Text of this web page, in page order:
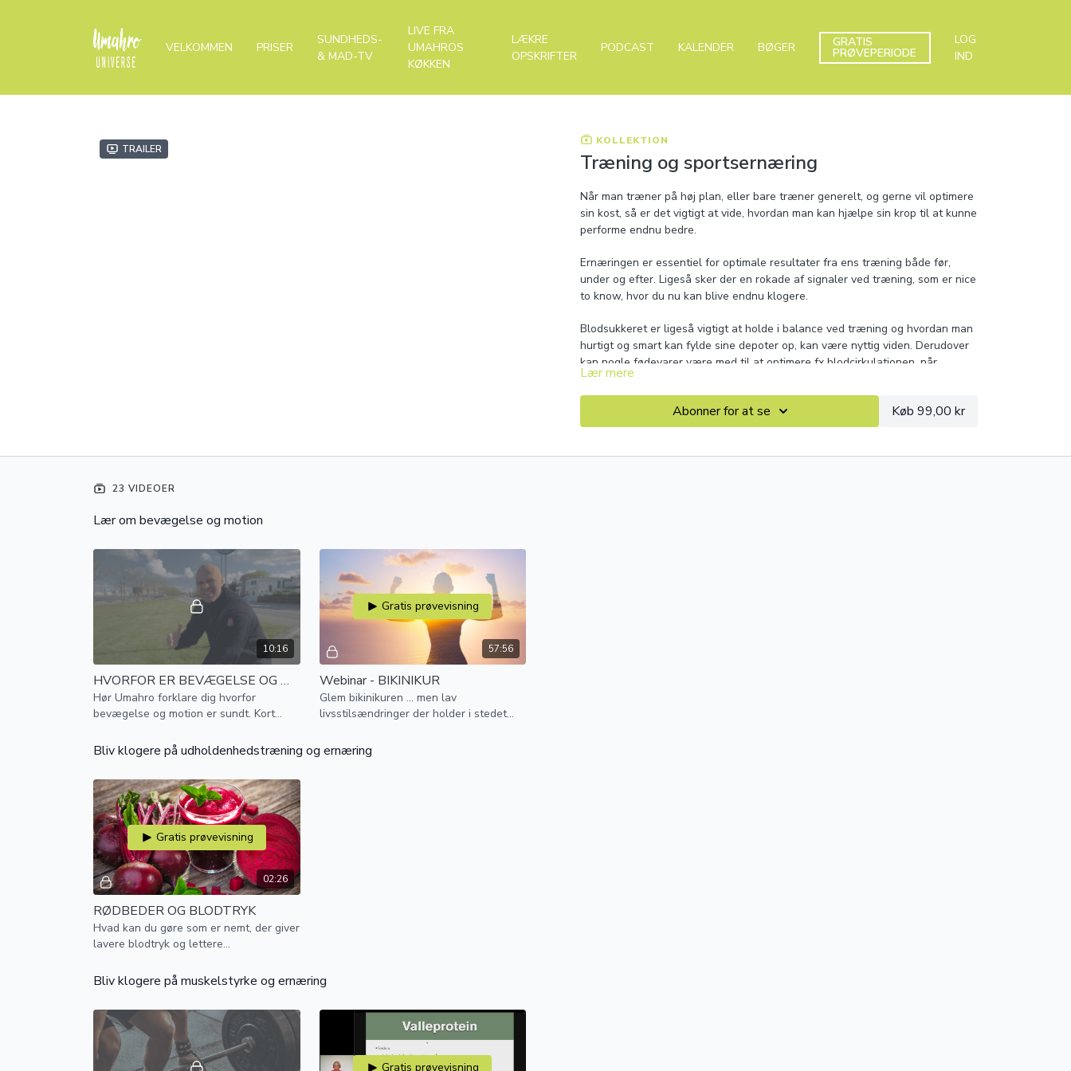
VELKOMMEN PRISER
SUNDHEDS-
& MAD-TV
LIVE FRA
UMAHROS
KØKKEN
LÆKRE
OPSKRIFTER
PODCAST KALENDER BØGER GRATIS
PRØVEPERIODE
LOG
IND
Trailer
KOLLEKTION
Træning og sportsernæring
Når man træner på høj plan, eller bare træner generelt, og gerne vil optimere
sin kost, så er det vigtigt at vide, hvordan man kan hjælpe sin krop til at kunne
performe endnu bedre.
Ernæringen er essentiel for optimale resultater fra ens træning både før,
under og efter. Ligeså sker der en rokade af signaler ved træning, som er nice
to know, hvor du nu kan blive endnu klogere.
Blodsukkeret er ligeså vigtigt at holde i balance ved træning og hvordan man
hurtigt og smart kan fylde sine depoter op, kan være nyttig viden. Derudover
kan nogle fødevarer være med til at optimere fx blodcirkulationen, når
intensiteten skrues op.
Lær mere
Abonner for at se Køb 99,00 kr
23 VIDEOER
Lær om bevægelse og motion
10:16
HVORFOR ER BEVÆGELSE OG MOTION SUNDT?
Hør Umahro forklare dig hvorfor
bevægelse og motion er sundt. Kort
57:56
Gratis prøvevisning
Webinar - BIKINIKUR
Glem bikinikuren ... men lav
livsstilsændringer der holder i stedet
Bliv klogere på udholdenhedstræning og ernæring
02:26
Gratis prøvevisning
RØDBEDER OG BLODTRYK
Hvad kan du gøre som er nemt, der giver
lavere blodtryk og lettere
rødbeder!
Bliv klogere på muskelstyrke og ernæring
Gratis prøvevisning